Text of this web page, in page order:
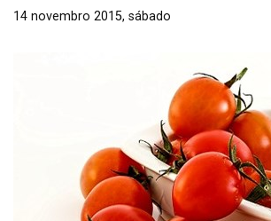
14 novembro 2015, sábado